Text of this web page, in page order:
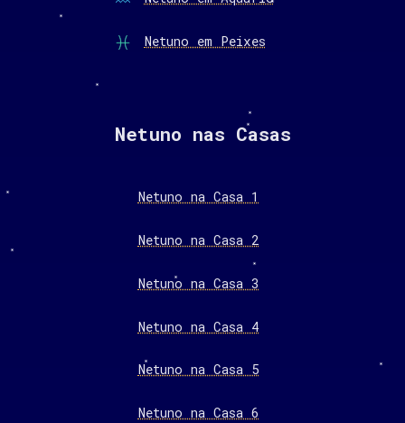
Netuno em Peixes
Netuno nas Casas
Netuno na Casa 1
Netuno na Casa 2
Netuno na Casa 3
Netuno na Casa 4
Netuno na Casa 5
Netuno na Casa 6